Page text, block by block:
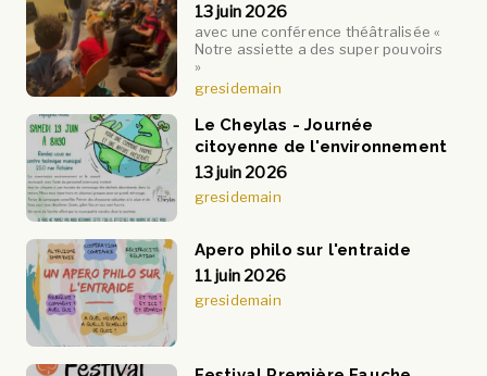
13 juin 2026
avec une conférence théâtralisée «
Notre assiette a des super pouvoirs
»
gresidemain
Le Cheylas - Journée
citoyenne de l'environnement
13 juin 2026
gresidemain
Apero philo sur l'entraide
11 juin 2026
gresidemain